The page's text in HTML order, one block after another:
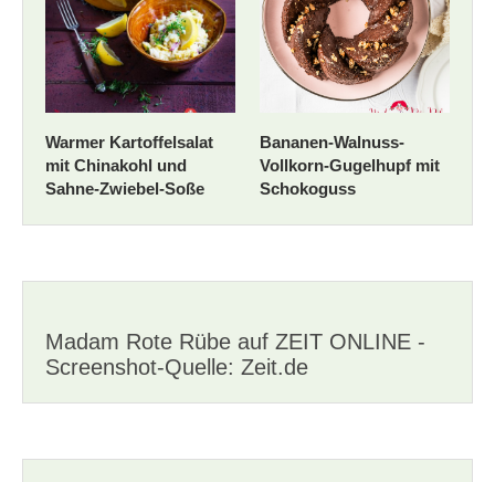
Warmer Kartoffelsalat
mit Chinakohl und
Sahne-Zwiebel-Soße
Bananen-Walnuss-
Vollkorn-Gugelhupf mit
Schokoguss
Madam Rote Rübe auf ZEIT ONLINE -
Screenshot-Quelle: Zeit.de